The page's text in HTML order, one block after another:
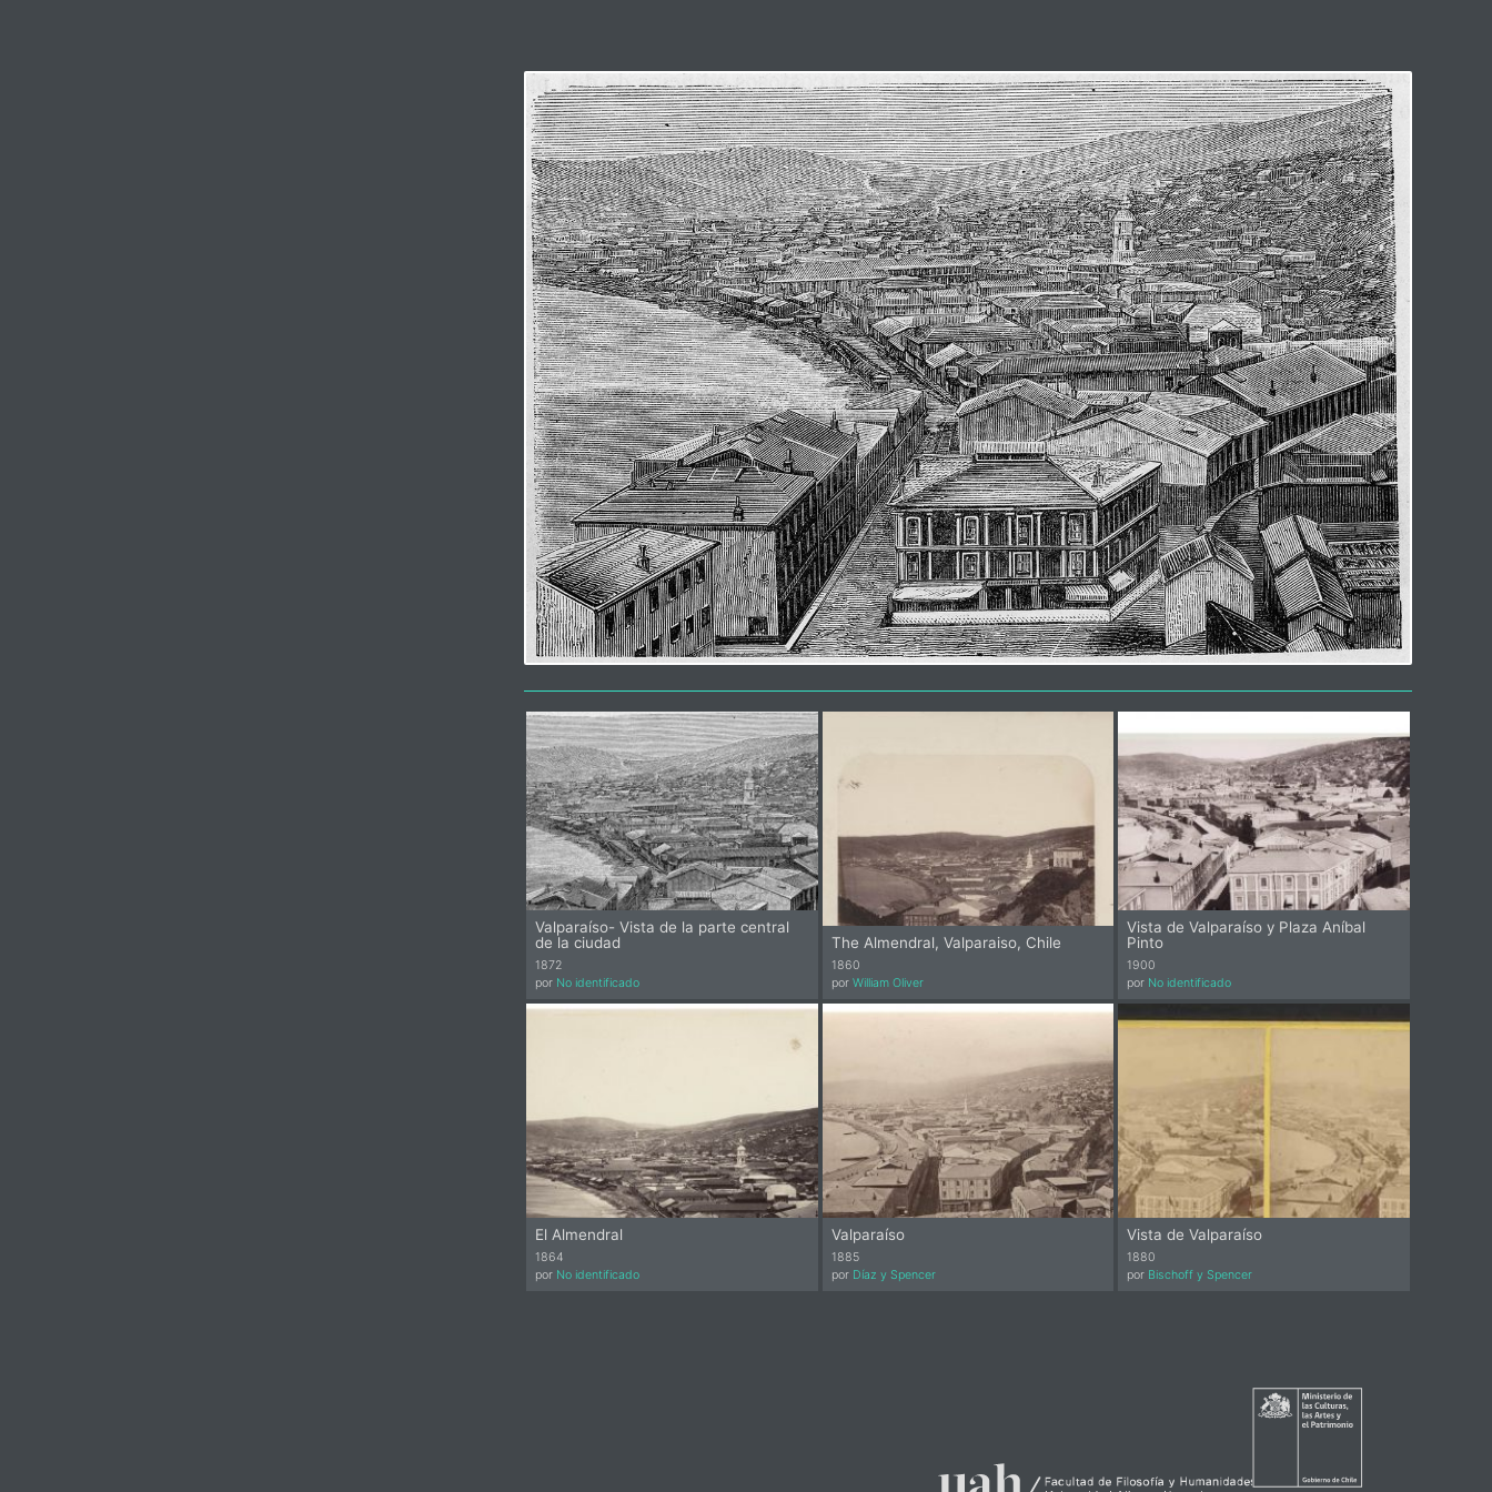
Valparaíso- Vista de la parte central
de la ciudad
1872
por No identificado
The Almendral, Valparaiso, Chile
1860
por William Oliver
Vista de Valparaíso y Plaza Aníbal
Pinto
1900
por No identificado
El Almendral
1864
por No identificado
Valparaíso
1885
por Díaz y Spencer
Vista de Valparaíso
1880
por Bischoff y Spencer